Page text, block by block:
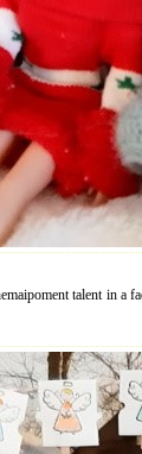
talent in a